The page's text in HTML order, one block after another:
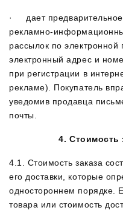
· дает предварительное
рекламно-
рассылок по
электронный адрес и
при регистрации в
рекламе). Покупатель
уведомив продавца
почты.
4. Стоимость
4.1. Стоимость заказа
его доставки, которые
одностороннем порядке.
товара или стоимость